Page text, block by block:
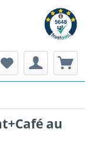
au